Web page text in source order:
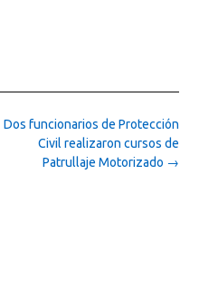
Dos funcionarios de Protección
Civil realizaron cursos de
Patrullaje Motorizado →